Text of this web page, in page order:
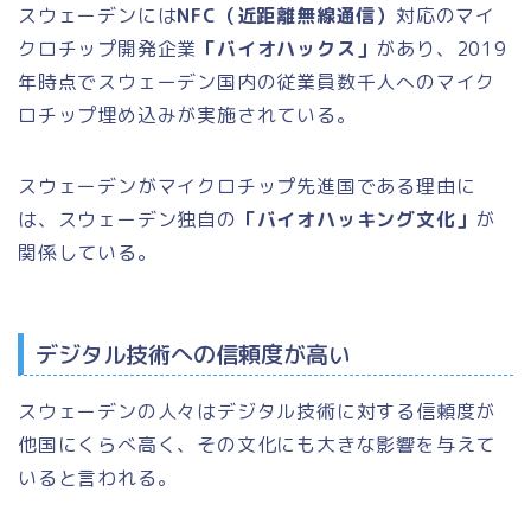
スウェーデンにはNFC（近距離無線通信） 対応のマイ
クロチップ開発企業 「バイオハックス」 があり、2019
年時点でスウェーデン国内の従業員数千人へのマイク
ロチップ埋め込みが実施されている。
スウェーデンがマイクロチップ先進国である理由に
は、スウェーデン独自の 「バイオハッキング文化」 が
関係している。
デジタル技術への信頼度が高い
スウェーデンの人々はデジタル技術に対する信頼度が
他国にくらべ高く、その文化にも大きな影響を与えて
いると言われる。